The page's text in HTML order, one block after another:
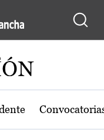
Castilla-La